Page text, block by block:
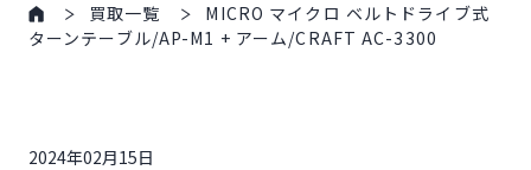
買取一覧
MICRO マイクロ ベルトドライブ式
ターンテーブル/AP-M1 + アーム/CRAFT AC-3300
2024年02月15日